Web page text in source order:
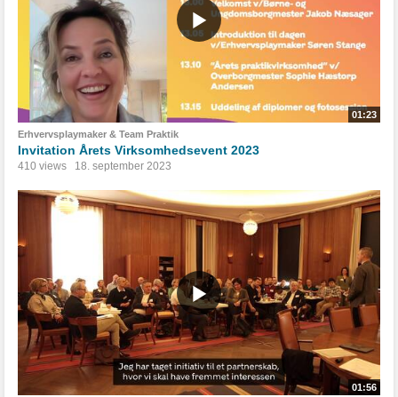
01:23
Erhvervsplaymaker & Team Praktik
Invitation Årets Virksomhedsevent 2023
410 views 18. september 2023
01:56